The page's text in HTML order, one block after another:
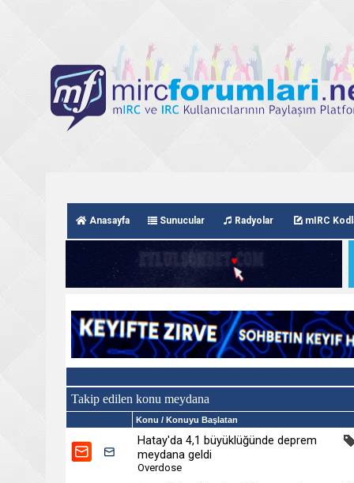
Anasayfa Sunucular Radyolar mIRC
Takip edilen konu meydana
Konu / Konuyu Başlatan
Hatay'da 4,1 büyüklüğünde deprem
meydana geldi
Overdose